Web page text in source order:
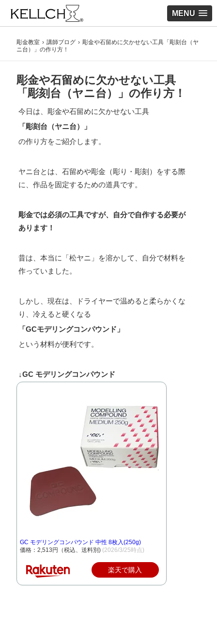
MENU
彫金教室 講師ブログ
彫金や石留めに欠かせない工具「彫刻台（ヤ
ニ台）」の作り方！
彫金や石留めに欠かせない工具
「彫刻台（ヤニ台）」の作り方！
今日は、彫金や石留めに欠かせない工具
「彫刻台（ヤニ台）」
の作り方をご紹介します。
ヤニ台とは、石留めや彫金（彫り・彫刻）をする際
に、作品を固定するための道具です。
彫金では必須の工具ですが、自分で自作する必要が
あります！
昔は、本当に「松ヤニ」を溶かして、自分で材料を
作っていました。
しかし、現在は、ドライヤーで温めると柔らかくな
り、冷えると硬くなる
「GCモデリングコンパウンド」
という材料が便利です。
↓GC モデリングコンパウンド
GC モデリングコンパウンド 中性 8枚入(250g)
価格：2,513円（税込、送料別) (2026/3/25時点)
楽天で購入